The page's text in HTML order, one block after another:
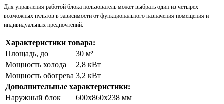
Для управления работой блока пользователь может выбрать один из четырех
возможных пультов в зависимости от функционального назначения помещения и
индивидуальных предпочтений.
Характеристики товара:
Площадь, до
30 м²
Мощность холода
2,8 кВт
Мощность обогрева 3,2 кВт
Дополнительные характеристики:
Наружный блок
600x860x238 мм